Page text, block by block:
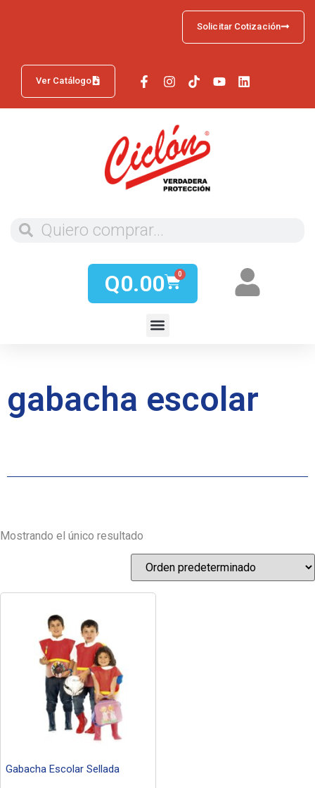
Ver Catálogo
Solicitar Cotización
Q0.00 0
gabacha escolar
Mostrando el único resultado
Gabacha Escolar Sellada